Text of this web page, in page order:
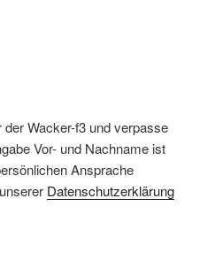
Wacker-f3 und verpasse
Vor- und Nachname ist
Ansprache
Datenschutzerklärung